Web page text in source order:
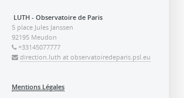
LUTH - Observatoire de Paris
5 place Jules Janssen
92195 Meudon
+33145077777
direction.luth at observatoiredeparis.psl.eu
Mentions Légales